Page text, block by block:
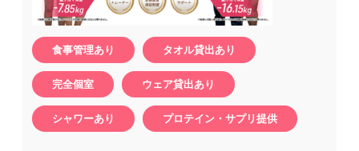
食事管理あり タオル貸出あり
完全個室 ウェア貸出あり
シャワーあり プロテイン・サプリ提供